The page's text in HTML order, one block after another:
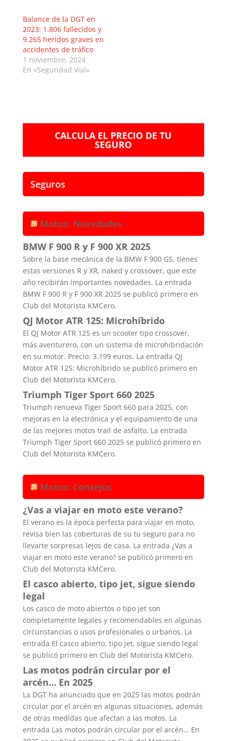
Balance de la DGT en
2023: 1.806 fallecidos y
9.265 heridos graves en
accidentes de tráfico
1 noviembre, 2024
En «Seguridad Vial»
CALCULA EL PRECIO DE TU
SEGURO
Seguros
Motos: Novedades
BMW F 900 R y F 900 XR 2025
Sobre la base mecánica de la BMW F 900 GS, tienes
estas versiones R y XR, naked y crossover, que este
año recibirán importantes novedades. La entrada
BMW F 900 R y F 900 XR 2025 se publicó primero en
Club del Motorista KMCero.
QJ Motor ATR 125: Microhíbrido
El QJ Motor ATR 125 es un scooter tipo crossover,
más aventurero, con un sistema de microhibridación
en su motor. Precio: 3.199 euros. La entrada QJ
Motor ATR 125: Microhíbrido se publicó primero en
Club del Motorista KMCero.
Triumph Tiger Sport 660 2025
Triumph renueva Tiger Sport 660 para 2025, con
mejoras en la electrónica y el equipamiento de una
de las mejores motos trail de asfalto. La entrada
Triumph Tiger Sport 660 2025 se publicó primero en
Club del Motorista KMCero.
Motos: Consejos
¿Vas a viajar en moto este verano?
El verano es la época perfecta para viajar en moto,
revisa bien las coberturas de su tu seguro para no
llevarte sorpresas lejos de casa. La entrada ¿Vas a
viajar en moto este verano? se publicó primero en
Club del Motorista KMCero.
El casco abierto, tipo jet, sigue siendo
legal
Los casco de moto abiertos o tipo jet son
completamente legales y recomendables en algunas
circunstancias o usos profesionales o urbanos. La
entrada El casco abierto, tipo jet, sigue siendo legal
se publicó primero en Club del Motorista KMCero.
Las motos podrán circular por el
arcén… En 2025
La DGT ha anunciado que en 2025 las motos podrán
circular por el arcén en algunas situaciones, además
de otras medidas que afectan a las motos. La
entrada Las motos podrán circular por el arcén… En